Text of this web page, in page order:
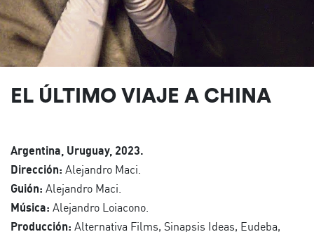
EL ÚLTIMO VIAJE A CHINA
Argentina, Uruguay, 2023.
Dirección: Alejandro Maci.
Guión: Alejandro Maci.
Música: Alejandro Loiacono.
Producción: Alternativa Films, Sinapsis Ideas, Eudeba,